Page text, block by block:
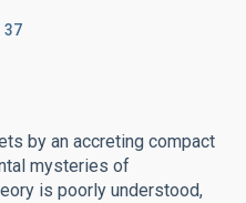
37
by an accreting compact
mysteries of
is poorly understood,